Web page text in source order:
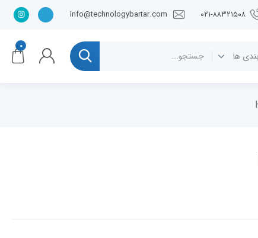
info@technologybartar.com ۰۲۱-۸۸۳۲۱۵۰۸
۰